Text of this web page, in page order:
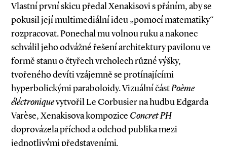
Vlastní první skicu předal Xenakisovi s přáním, aby se
pokusil její multimediální ideu „pomocí matematiky“
rozpracovat. Ponechal mu volnou ruku a nakonec
schválil jeho odvážné řešení architektury pavilonu ve
formě stanu o čtyřech vrcholech různé výšky,
tvořeného devíti vzájemně se protínajícími
hyperbolickými paraboloidy. Vizuální částPoème
éléctroniquevytvořil Le Corbusier na hudbu Edgarda
Varèse, Xenakisova kompozice Concret PH
doprovázela příchod a odchod publika mezi
jednotlivými představeními.